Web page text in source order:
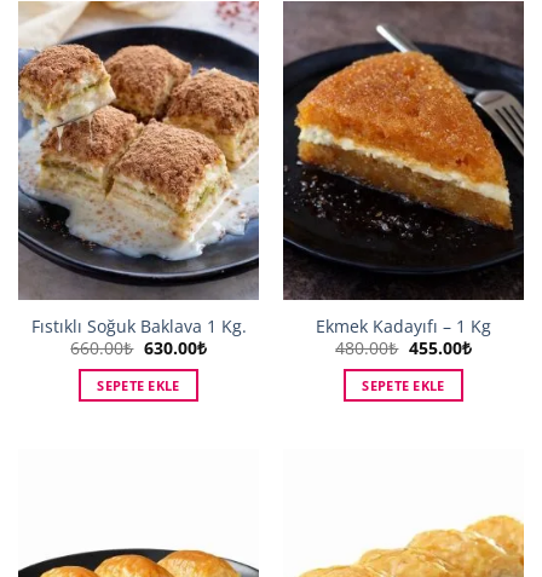
Fıstıklı Soğuk Baklava 1 Kg.
660.00₺ Orijinal
660.00₺.
630.00₺Şu
SEPETE EKLE
Ekmek Kadayıfı – 1 Kg
480.00₺ Orijinal
480.00₺.
455.00₺Şu
SEPETE EKLE